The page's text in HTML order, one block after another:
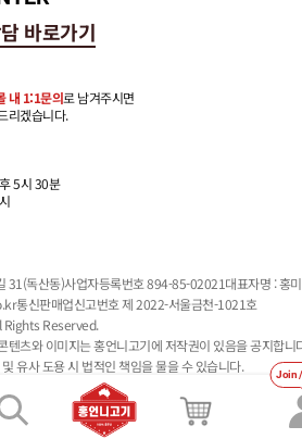
Join
바로가기
내 1:1문의로 남겨주시면
리겠습니다.
5시 30분
31(독산동)사업자등록번호 894-85-02021대표자명 : 홍
통신판매업신고번호 제 2022-서울금천-1021호
Rights Reserved.
텐츠와 이미지는 홍언니고기에 저작권이 있음을 공지합니
유사 도용 시 법적인 책임을 물을 수 있습니다.